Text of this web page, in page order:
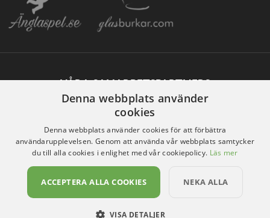
VÅRA SAMARBETSPARTNERS
Denna webbplats använder
cookies
Denna webbplats använder cookies för att förbättra
användarupplevelsen. Genom att använda vår webbplats samtycker
du till alla cookies i enlighet med vår cookiepolicy. Läs mer
ACCEPTERA ALLA COOKIES NEKA ALLA
VISA DETALJER